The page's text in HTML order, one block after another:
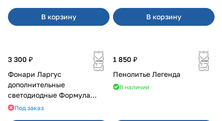
В корзину В корзину
3 300 ₽
Фонари Ларгус
дополнительные
светодиодные Формула
Света
Под заказ
1 850 ₽
Пенолитье Легенда
В наличии